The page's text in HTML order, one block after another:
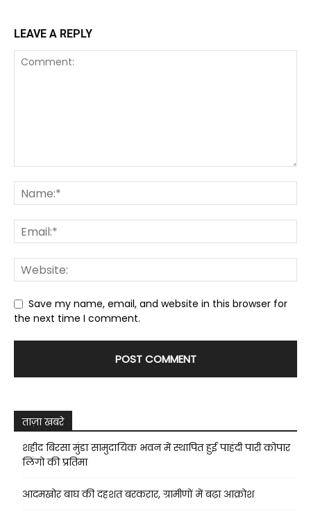
LEAVE A REPLY
Save my name, email, and website in this browser for
the next time I comment.
ताज़ा खबरे
शहीद बिरसा मुंडा सामुदायिक भवन में स्थापित हुई पाहंदी पारी कोपार
लिंगो की प्रतिमा
आदमखोर बाघ की दहशत बरकरार, ग्रामीणों में बढ़ा आक्रोश